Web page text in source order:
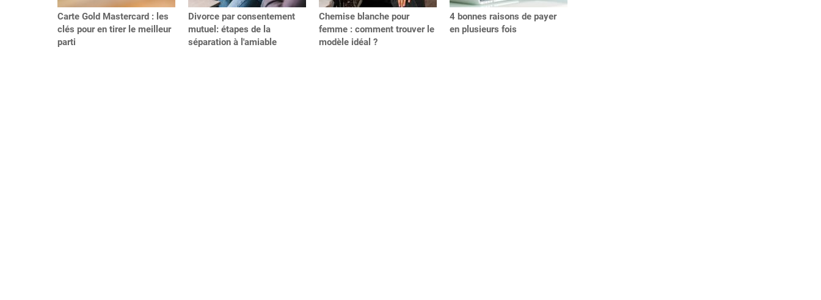
Carte Gold Mastercard : les
clés pour en tirer le meilleur
parti
Divorce par consentement
mutuel: étapes de la
séparation à l'amiable
Chemise blanche pour
femme : comment trouver le
modèle idéal ?
4 bonnes raisons de payer
en plusieurs fois